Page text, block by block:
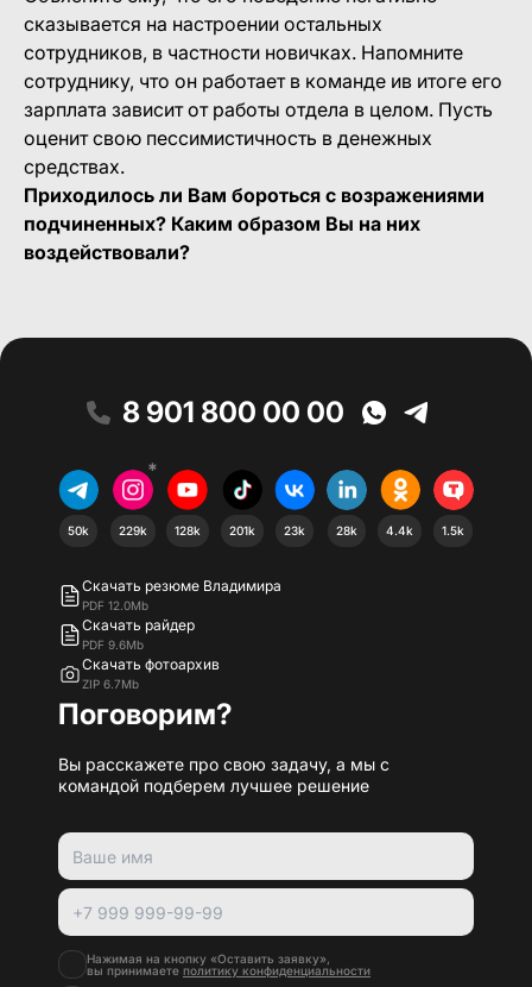
сказывается на настроении остальных
сотрудников, в частности новичках. Напомните
сотруднику, что он работает в команде ив итоге его
зарплата зависит от работы отдела в целом. Пусть
оценит свою пессимистичность в денежных
средствах.
Приходилось ли Вам бороться с возражениями
подчиненных? Каким образом Вы на них
воздействовали?
8 901 800 00 00
50k
*
229k 128k 201k 23k 28k 4.4k 1.5k
Скачать резюме Владимира
PDF 12.0Mb
Скачать райдер
PDF 9.6Mb
Скачать фотоархив
ZIP 6.7Mb
Поговорим?
Вы расскажете про свою задачу, а мы с
командой подберем лучшее решение
Нажимая на кнопку «Оставить заявку»,
вы принимаете политику конфиденциальности